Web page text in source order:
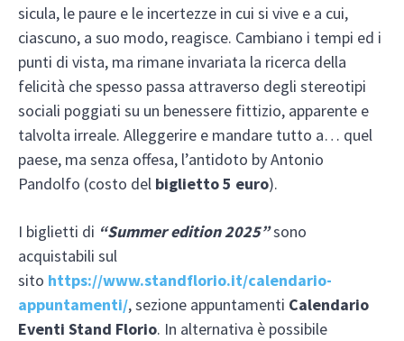
sicula, le paure e le incertezze in cui si vive e a cui,
ciascuno, a suo modo, reagisce. Cambiano i tempi ed i
punti di vista, ma rimane invariata la ricerca della
felicità che spesso passa attraverso degli stereotipi
sociali poggiati su un benessere fittizio, apparente e
talvolta irreale. Alleggerire e mandare tutto a… quel
paese, ma senza offesa, l’antidoto by Antonio
Pandolfo (costo del biglietto 5 euro).
I biglietti di “Summer edition 2025”sono
acquistabili sul
sito https://www.standflorio.it/calendario-
appuntamenti/, sezione appuntamenti Calendario
Eventi Stand Florio. In alternativa è possibile